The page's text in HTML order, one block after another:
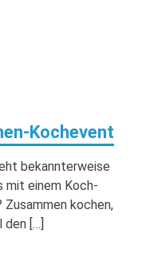
Kochevent
bekannterweise
mit einem Koch-
kochen,
den […]